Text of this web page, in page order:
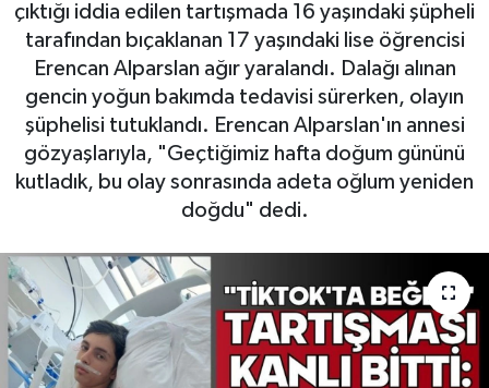
çıktığı iddia edilen tartışmada 16 yaşındaki şüpheli
tarafından bıçaklanan 17 yaşındaki lise öğrencisi
Erencan Alparslan ağır yaralandı. Dalağı alınan
gencin yoğun bakımda tedavisi sürerken, olayın
şüphelisi tutuklandı. Erencan Alparslan'ın annesi
gözyaşlarıyla, "Geçtiğimiz hafta doğum gününü
kutladık, bu olay sonrasında adeta oğlum yeniden
doğdu" dedi.